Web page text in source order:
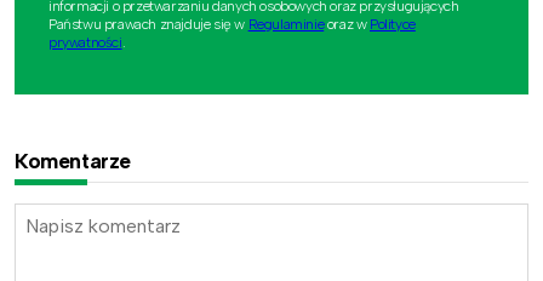
informacji o przetwarzaniu danych osobowych oraz przysługujących
Państwu prawach znajduje się w Regulaminieoraz w Polityce
prywatności.
Komentarze